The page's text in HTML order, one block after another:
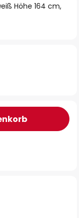
Höhe 164 cm,